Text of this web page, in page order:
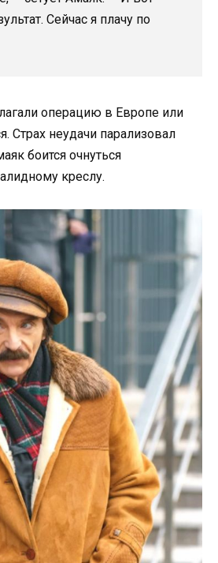
Сейчас я плачу по
операцию в Европе или
Страх неудачи парализовал
боится очнуться
креслу.